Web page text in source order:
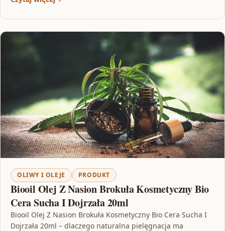
OLIWY I OLEJE PRODUKT
Biooil Olej Z Nasion Brokuła Kosmetyczny Bio
Cera Sucha I Dojrzała 20ml
Biooil Olej Z Nasion Brokuła Kosmetyczny Bio Cera Sucha I
Dojrzała 20ml – dlaczego naturalna pielęgnacja ma